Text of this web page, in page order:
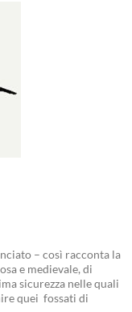
– così racconta la
e medievale, di
sicurezza nelle quali
quei fossati di